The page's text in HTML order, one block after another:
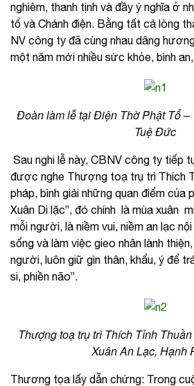
nghiêm, thanh tịnh và đầy ý nghĩa ở
tổ và Chánh điện. Bằng tất cả lòng
NV công ty đã cùng nhau dâng
một năm mới nhiều sức khỏe, bình
Đoàn làm lễ tại Điện Thờ Phật Tổ –
Tuệ Đức
Sau nghi lễ này, CBNV công ty tiếp
được nghe Thượng toạ trụ trì Thích
pháp, bình giải những quan điểm của
Xuân Di lặc”, đó chính là mùa xuân
mỗi người, là niềm vui, niềm an lạc
sống và làm việc gieo nhân lành
người, luôn giữ gìn thân, khẩu, ý để
si, phiền não”.
Thượng toạ trụ trì Thích Tỉnh
Xuân An Lạc, Hạnh
Thương tọa lấy dẫn chứng: Trong